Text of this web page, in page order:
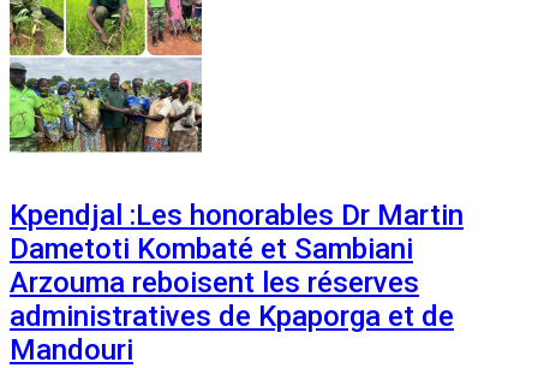
Kpendjal :Les honorables Dr Martin
Dametoti Kombaté et Sambiani
Arzouma reboisent les réserves
administratives de Kpaporga et de
Mandouri